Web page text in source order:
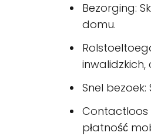
Bezorging:
domu.
Snel
Contactloos
płatność